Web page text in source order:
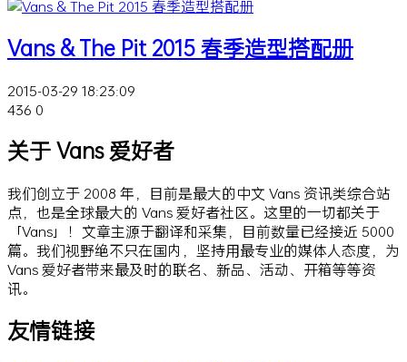
Vans & The Pit 2015 春季造型搭配册
2015-03-29 18:23:09
436 0
关于 Vans 爱好者
我们创立于 2008 年，目前是最大的中文 Vans 资讯类综合站
点，也是全球最大的 Vans 爱好者社区。这里的一切都关于
「Vans」！文章主源于翻译和采集，目前数量已经接近 5000
篇。我们视野绝不只在国内，坚持用最专业的媒体人态度，为
Vans 爱好者带来最及时的联名、新品、活动、开箱等等资
讯。
友情链接